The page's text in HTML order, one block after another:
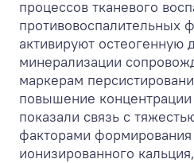
процессов тканевого
противовоспалительных
активируют
минерализации
маркерам
повышение
показали связь с
факторами
ионизированного